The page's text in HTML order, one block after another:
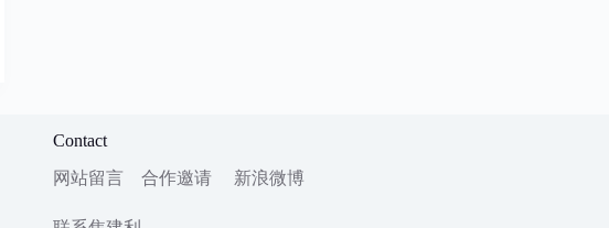
Contact
网站留言
合作邀请 新浪微博